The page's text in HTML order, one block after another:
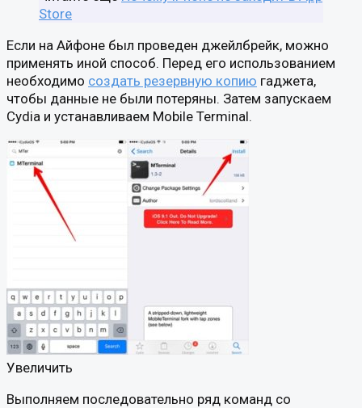
Store
Если на Айфоне был проведен джейлбрейк, можно
применять иной способ. Перед его использованием
необходимо создать резервную копию гаджета,
чтобы данные не были потеряны. Затем запускаем
Cydia и устанавливаем Mobile Terminal.
Увеличить
Выполняем последовательно ряд команд со